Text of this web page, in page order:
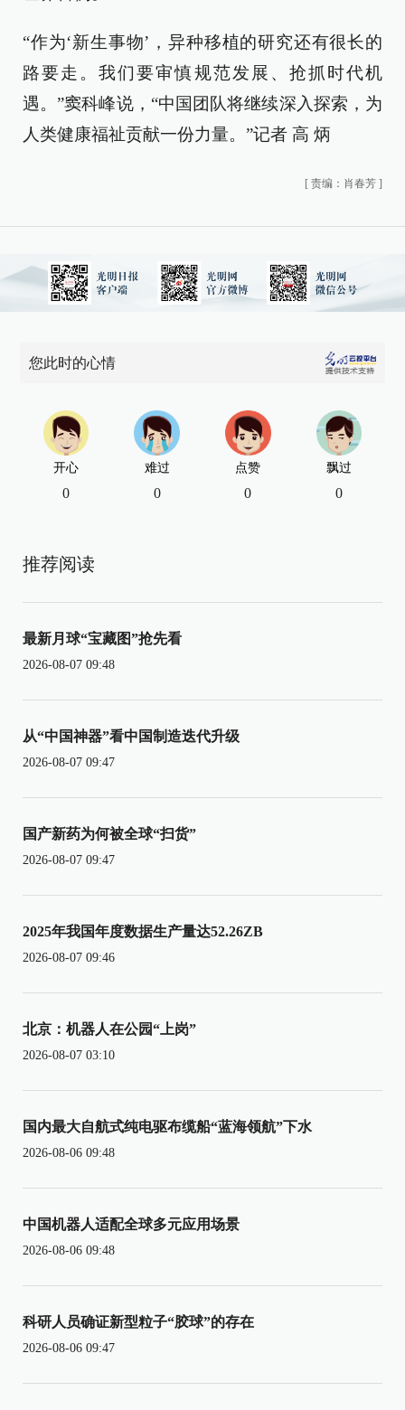
“作为‘新生事物’，异种移植的研究还有很长的
路要走。我们要审慎规范发展、抢抓时代机
遇。”窦科峰说，“中国团队将继续深入探索，为
人类健康福祉贡献一份力量。”记者 高 炳
[ 责编：肖春芳 ]
您此时的心情
开心
0
难过
0
点赞
0
飘过
0
推荐阅读
最新月球“宝藏图”抢先看
2026-08-07 09:48
从“中国神器”看中国制造迭代升级
2026-08-07 09:47
国产新药为何被全球“扫货”
2026-08-07 09:47
2025年我国年度数据生产量达52.26ZB
2026-08-07 09:46
北京：机器人在公园“上岗”
2026-08-07 03:10
国内最大自航式纯电驱布缆船“蓝海领航”下水
2026-08-06 09:48
中国机器人适配全球多元应用场景
2026-08-06 09:48
科研人员确证新型粒子“胶球”的存在
2026-08-06 09:47